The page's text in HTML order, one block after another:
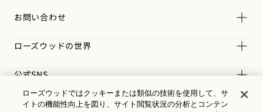
お問い合わせ
ローズウッドの世界
公式SNS
規約
ローズウッドではクッキーまたは類似の技術を使用して、サ
イトの機能性向上を図り、サイト閲覧状況の分析とコンテン